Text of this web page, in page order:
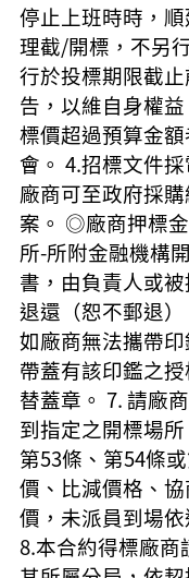
停止上班時時，
理截/開標，不另
行於投標期限截
告，以維自身權
標價超過預算金
會。 4.招標文件
廠商可至政府採
案。 ◎廠商押標
所-所附金融機構
書，由負責人或
退還（恕不郵退
如廠商無法攜帶
帶蓋有該印鑑之
替蓋章。 7. 請廠
到指定之開標場
第53條、第54條
價、比減價格、
價，未派員到場
8.本合約得標廠